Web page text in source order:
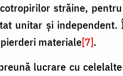
străine,
unitar și
materiale[7].
lucrare cu